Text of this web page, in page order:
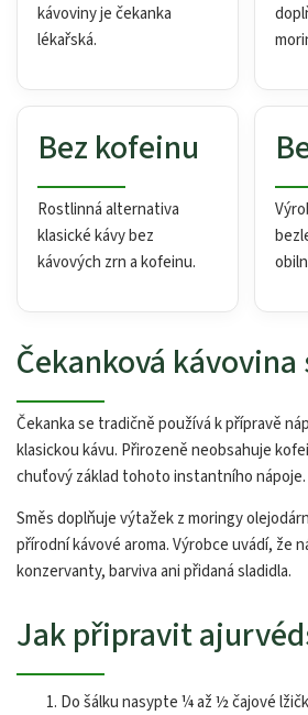
kávoviny je čekanka
lékařská.
Bez kofeinu
Rostlinná alternativa
klasické kávy bez
kávových zrn a kofeinu.
Čekanková
Čekanka se tradičně používá k přípravě
klasickou kávu. Přirozeně neobsahuje
chuťový základ tohoto instantního nápoje.
Směs doplňuje výtažek z moringy
přírodní kávové aroma. Výrobce uvádí, že
konzervanty, barviva ani přidaná sladidla.
Jak připravit
Do šálku nasypte ¼ až ½ čajové